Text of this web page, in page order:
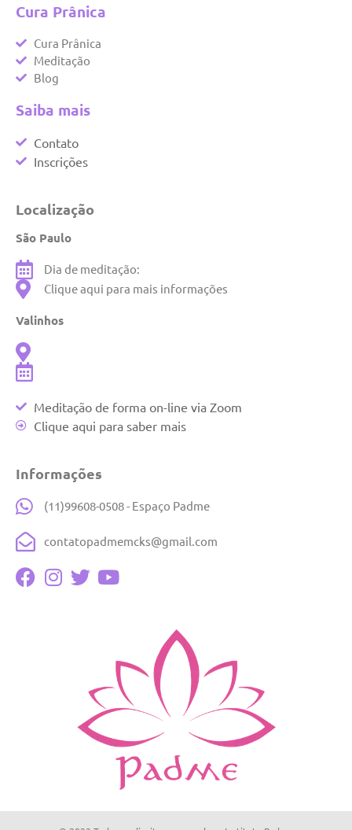
Cura Prânica
Cura Prânica
Meditação
Blog
Saiba mais
Contato
Inscrições
Localização
São Paulo
Dia de meditação:
Clique aqui para mais informações
Valinhos
Meditação de forma on-line via Zoom
Clique aqui para saber mais
Informações
(11)99608-0508 - Espaço Padme
contatopadmemcks@gmail.com